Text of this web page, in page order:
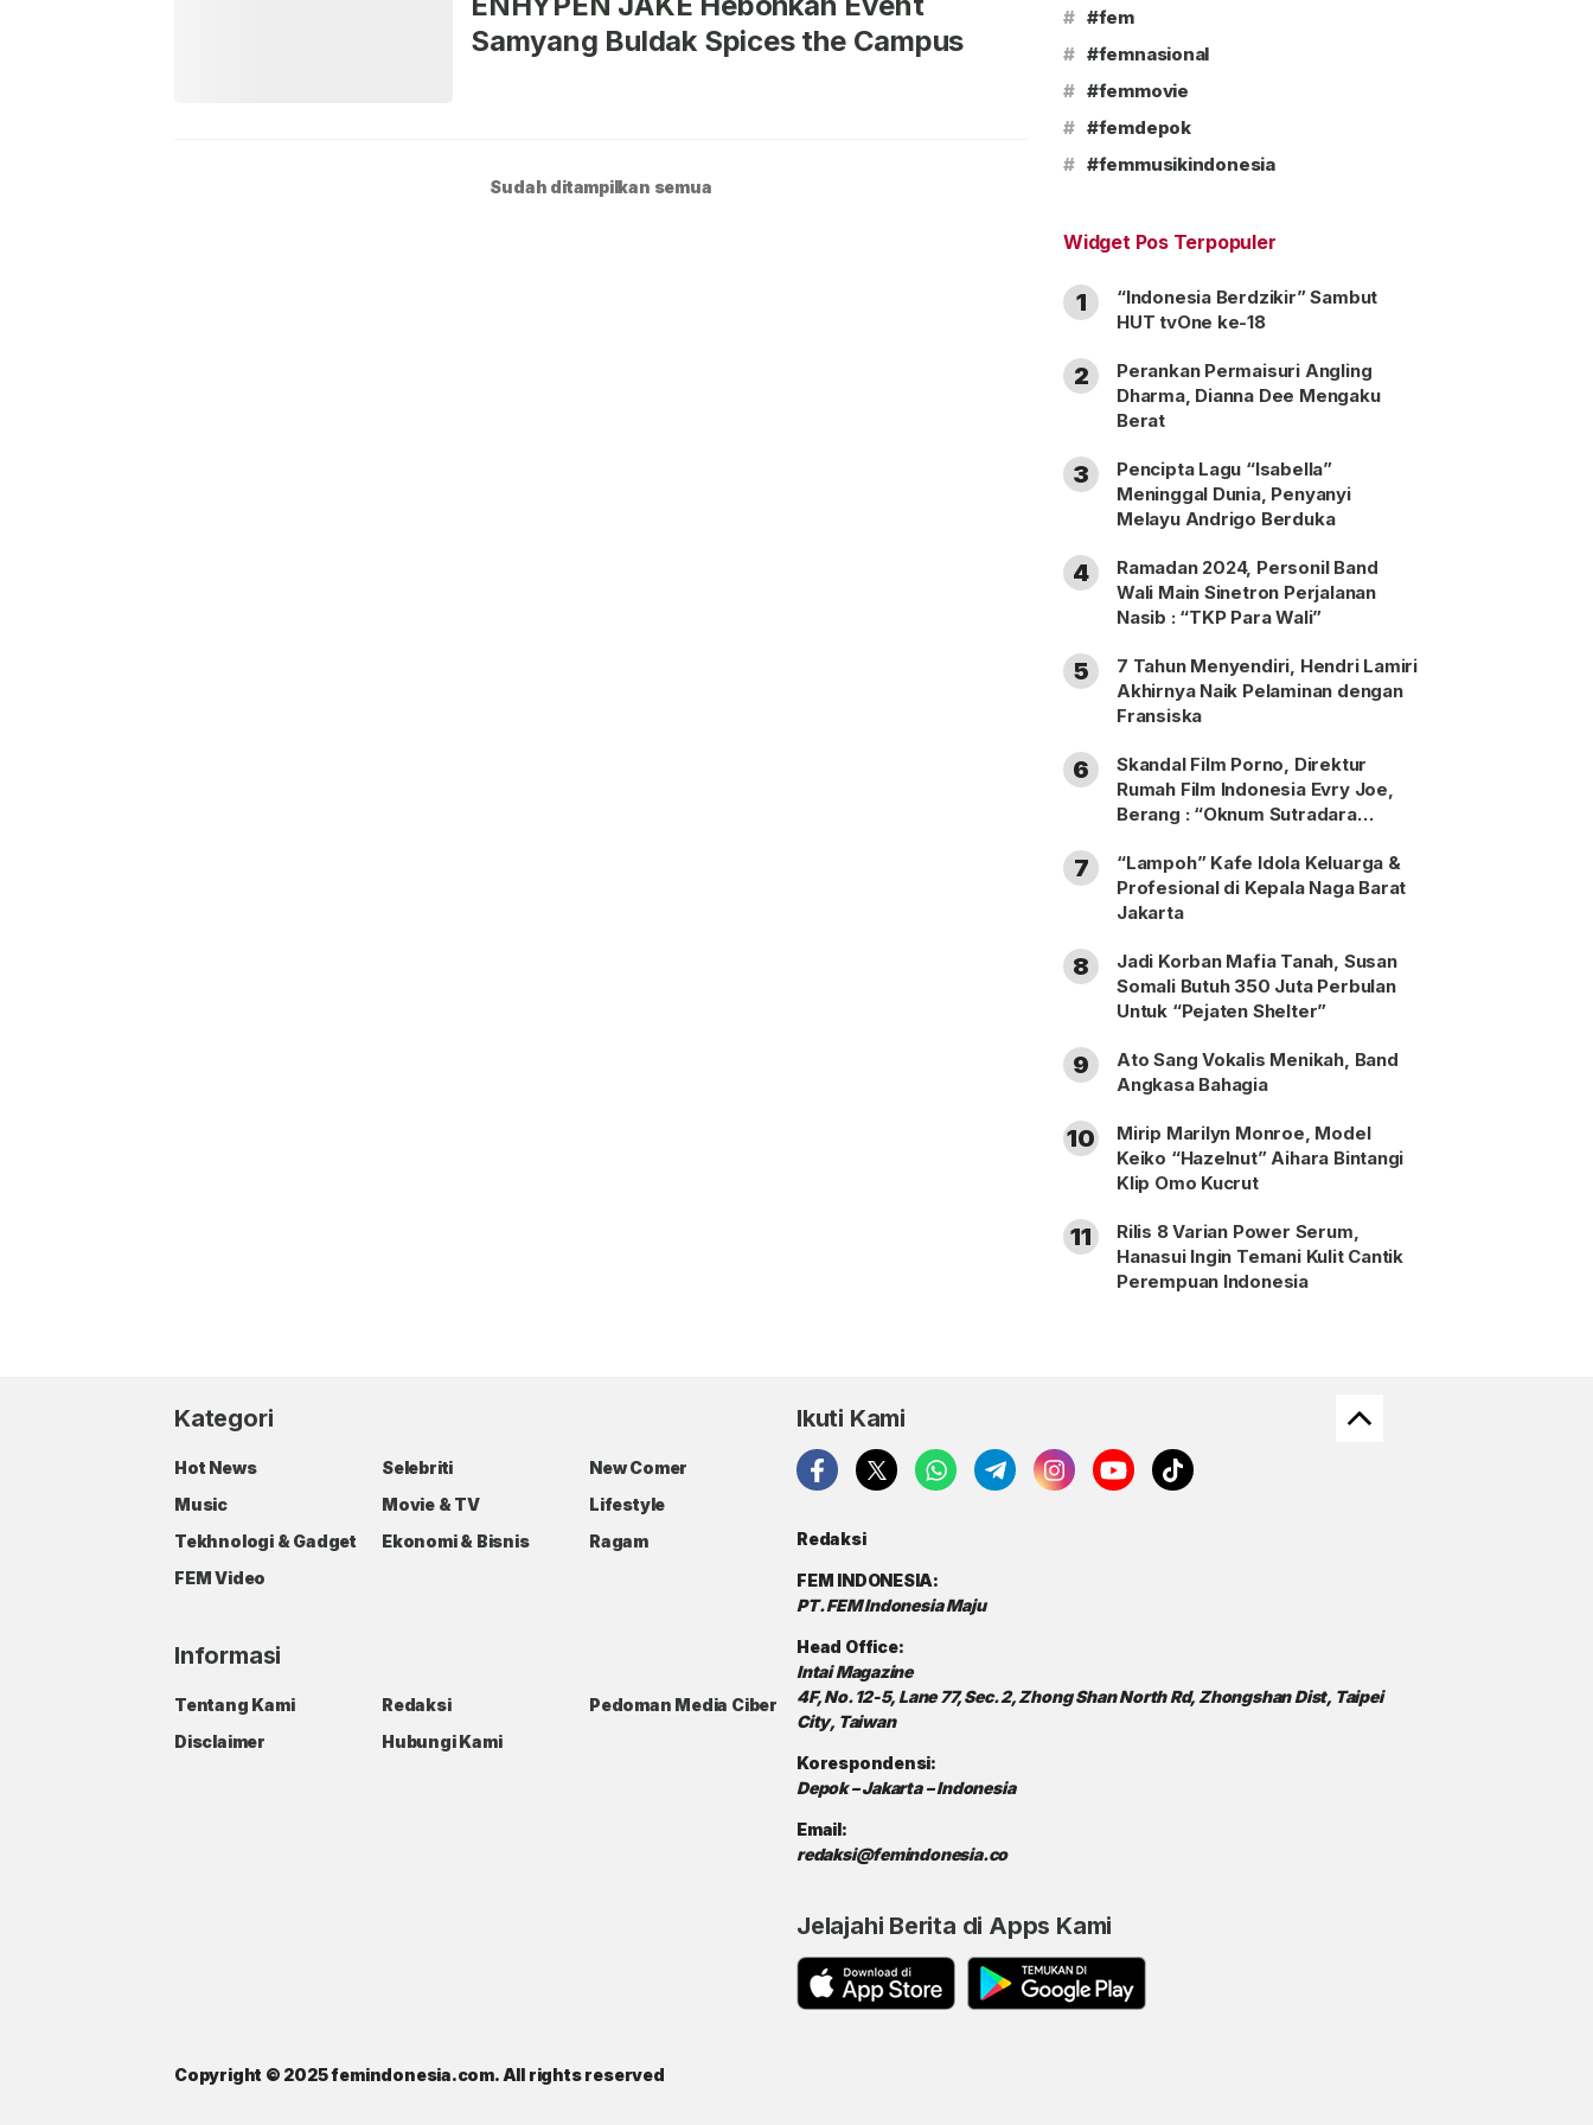
Samyang Buldak Spices the Campus
Sudah ditampilkan semua
# #fem
# #femnasional
# #femmovie
# #femdepok
# #femmusikindonesia
Widget Pos Terpopuler
1
“Indonesia Berdzikir” Sambut
HUT tvOne ke-18
2
Perankan Permaisuri Angling
Dharma, Dianna Dee Mengaku
Berat
3
Pencipta Lagu “Isabella”
Meninggal Dunia, Penyanyi
Melayu Andrigo Berduka
4
Ramadan 2024, Personil Band
Wali Main Sinetron Perjalanan
Nasib : “TKP Para Wali”
5
7 Tahun Menyendiri, Hendri Lamiri
Akhirnya Naik Pelaminan dengan
Fransiska
6
Skandal Film Porno, Direktur
Rumah Film Indonesia Evry Joe,
Berang : “Oknum Sutradara
7
“Lampoh” Kafe Idola Keluarga &
Profesional di Kepala Naga Barat
Jakarta
8
Jadi Korban Mafia Tanah, Susan
Somali Butuh 350 Juta Perbulan
Untuk “Pejaten Shelter”
9
Ato Sang Vokalis Menikah, Band
Angkasa Bahagia
10
Mirip Marilyn Monroe, Model
Keiko “Hazelnut” Aihara Bintangi
Klip Omo Kucrut
11
Rilis 8 Varian Power Serum,
Hanasui Ingin Temani Kulit Cantik
Perempuan Indonesia
Kategori
Hot News Selebriti
New Comer
Music
Movie & TV
Lifestyle
Tekhnologi & Gadget
Ekonomi & Bisnis
Ragam
FEM Video
Informasi
Tentang Kami Redaksi
Pedoman Media Ciber
Disclaimer
Hubungi Kami
Ikuti Kami
Redaksi
FEM INDONESIA:
PT. FEM Indonesia Maju
Head Office:
Intai Magazine
4F, No. 12-5, Lane 77, Sec. 2, Zhong Shan North Rd, Zhongshan Dist, Taipei
City, Taiwan
Korespondensi:
Depok – Jakarta – Indonesia
Email:
redaksi@femindonesia.co
Jelajahi Berita di Apps Kami
Copyright © 2025 femindonesia.com. All rights reserved